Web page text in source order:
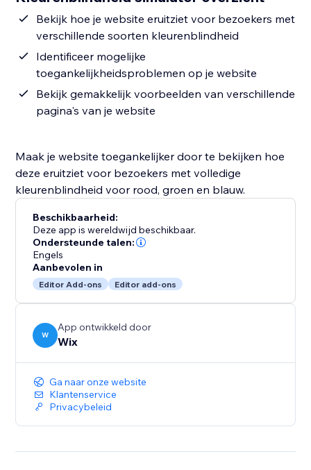
Bekijk hoe je website eruitziet voor bezoekers met
verschillende soorten kleurenblindheid
Identificeer mogelijke
toegankelijkheidsproblemen op je website
Bekijk gemakkelijk voorbeelden van verschillende
pagina's van je website
Maak je website toegankelijker door te bekijken hoe
deze eruitziet voor bezoekers met volledige
kleurenblindheid voor rood, groen en blauw.
Beschikbaarheid:
Deze app is wereldwijd beschikbaar.
Ondersteunde talen:
Engels
Aanbevolen in
Editor Add-ons Editor add-ons
W
App ontwikkeld door
Wix
Ga naar onze website
Klantenservice
Privacybeleid